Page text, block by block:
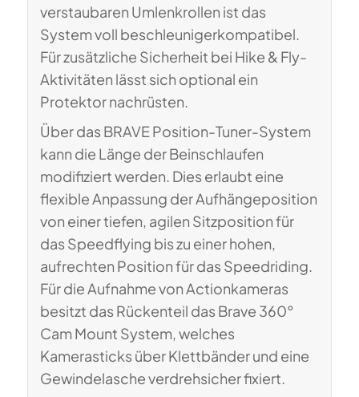
verstaubaren Umlenkrollen ist das
System voll beschleunigerkompatibel.
Für zusätzliche Sicherheit bei Hike & Fly-
Aktivitäten lässt sich optional ein
Protektor nachrüsten.
Über das BRAVE Position-Tuner-System
kann die Länge der Beinschlaufen
modifiziert werden. Dies erlaubt eine
flexible Anpassung der Aufhängeposition
von einer tiefen, agilen Sitzposition für
das Speedflying bis zu einer hohen,
aufrechten Position für das Speedriding.
Für die Aufnahme von Actionkameras
besitzt das Rückenteil das Brave 360°
Cam Mount System, welches
Kamerasticks über Klettbänder und eine
Gewindelasche verdrehsicher fixiert.